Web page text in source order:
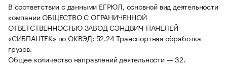
В соответствии с данными ЕГРЮЛ, основной вид деятельности
компании ОБЩЕСТВО С ОГРАНИЧЕННОЙ
ОТВЕТСТВЕННОСТЬЮ ЗАВОД СЭНДВИЧ-ПАНЕЛЕЙ
«СИБПАНТЕК» по ОКВЭД: 52.24 Транспортная обработка
грузов.
Общее количество направлений деятельности — 32.